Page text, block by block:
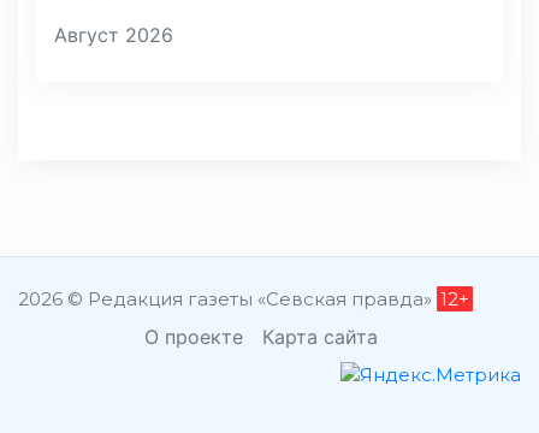
Август 2026
2026 © Редакция газеты «Севская правда» 12+
О проекте Карта сайта